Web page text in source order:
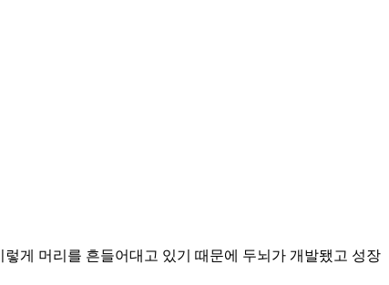
게 머리를 흔들어대고 있기 때문에 두뇌가 개발됐고 성장